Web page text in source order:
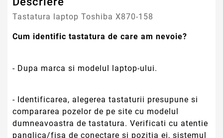
Tastatura laptop Toshiba X870-158
Cum identific tastatura de care am nevoie?
- Dupa marca si modelul laptop-ului.
- Identificarea, alegerea tastaturii presupune si
compararea pozelor de pe site cu modelul
dumneavoastra de tastatura. Verificati cu atentie
panglica/fisa de conectare si pozitia ei, sistemul